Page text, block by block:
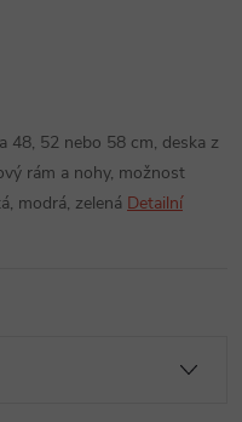
48, 52 nebo 58 cm, deska z
rám a nohy, možnost
modrá, zelená Detailní